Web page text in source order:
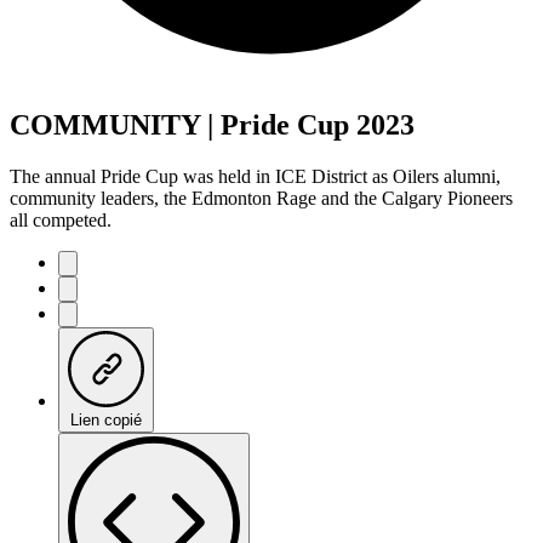
COMMUNITY | Pride Cup 2023
The annual Pride Cup was held in ICE District as Oilers alumni,
community leaders, the Edmonton Rage and the Calgary Pioneers
all competed.
Lien copié